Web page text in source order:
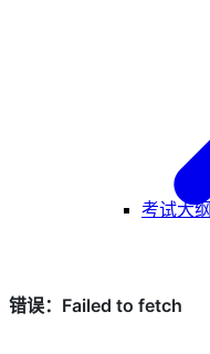
考试大纲